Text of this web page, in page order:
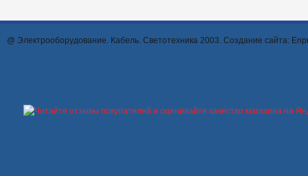
@ Электрооборудование. Кабель. Светотехника 2003. Создание сайта: